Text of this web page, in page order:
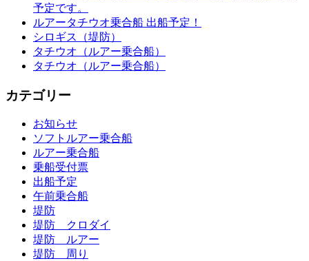
予定です。
ルアータチウオ乗合船 出船予定！
シロギス（堤防）
タチウオ（ルアー乗合船）
タチウオ（ルアー乗合船）
カテゴリー
お知らせ
ソフトルアー乗合船
ルアー乗合船
乗船受付票
出船予定
午前乗合船
堤防
堤防 クロダイ
堤防 ルアー
堤防 周り